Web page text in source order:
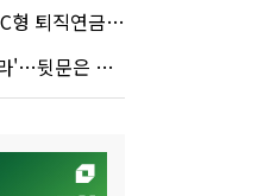
…전문가 조언은
문은 열었다